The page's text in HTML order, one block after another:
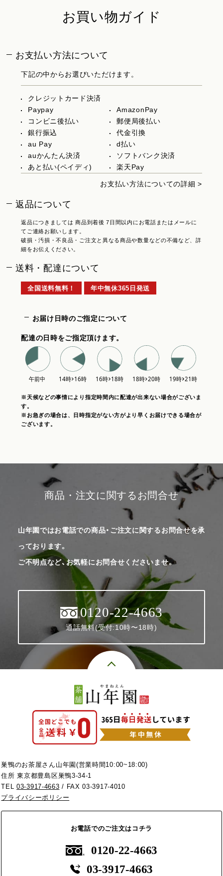
お買い物ガイド
お支払い方法について
下記の中からお選びいただけます。
クレジットカード決済
Paypay
AmazonPay
コンビニ後払い
郵便局後払い
銀行振込
代金引換
au Pay
d払い
auかんたん決済
ソフトバンク決済
あと払い(ペイディ)
楽天Pay
お支払い方法についての詳細 >
返品について
返品につきましては 商品到着後 7日間以内にお電話またはメールに
てご連絡お願いします。
破損・汚損・不良品・ご注文と異なる商品や数量などの不備など、詳
細をお伝えください。
送料・配達について
全国送料無料！ 年中無休365日発送
お届け日時のご指定について
配達の日時をご指定頂けます。
※天候などの事情により指定時間内に配達が出来ない場合がございま
す。
※お急ぎの場合は、日時指定がない方がより早くお届けできる場合が
ございます。
商品・注文に関するお問合せ
山年園ではお電話での商品・ご注文に関するお問合せを承
っております。
ご不明点など、お気軽にお問合せくださいませ。
0120-22-4663
通話無料(受付:10時〜18時)
巣鴨のお茶屋さん山年園(営業時間10:00~18:00)
住所 東京都豊島区巣鴨3-34-1
TEL03-3917-4663 / FAX 03-3917-4010
プライバシーポリシー
お電話でのご注文はコチラ
0120-22-4663
03-3917-4663